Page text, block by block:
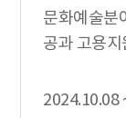
문화예술분
공과 고용
2024.10.08